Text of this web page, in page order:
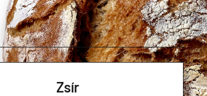
Zsír